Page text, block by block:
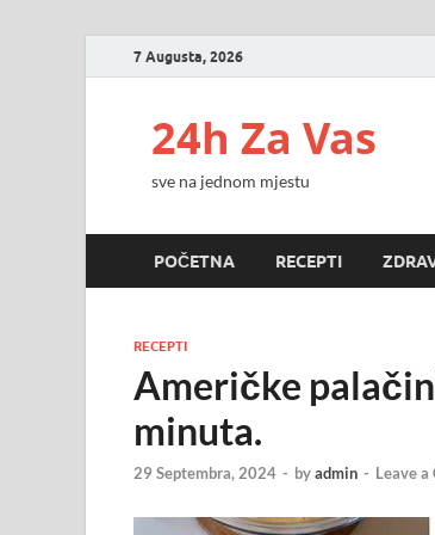
7 Augusta, 2026
24h Za Vas
sve na jednom mjestu
POČETNA RECEPTI
RECEPTI
Američke
minuta.
29 Septembra, 2024 - byadmin - Leave a